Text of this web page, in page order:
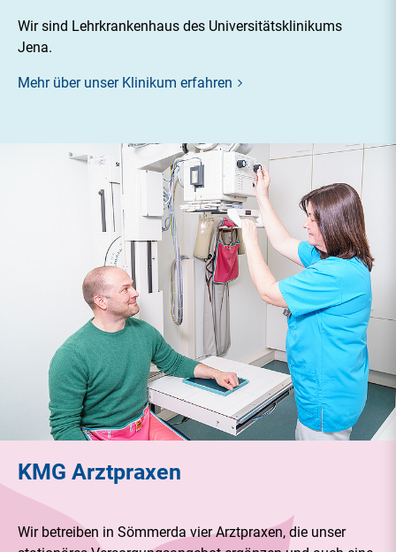
Wir sind Lehrkrankenhaus des Universitätsklinikums
Jena.
Mehr über unser Klinikum erfahren
KMG Arztpraxen
Wir betreiben in Sömmerda vier Arztpraxen, die unser